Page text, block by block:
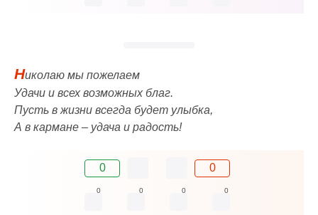
Николаю мы пожелаем
Удачи и всех возможных благ.
Пусть в жизни всегда будет улыбка,
А в кармане – удача и радость!
0 0
0 0 0 0